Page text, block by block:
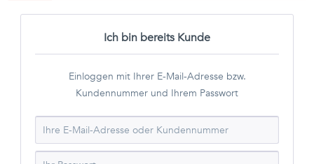
Ich bin bereits Kunde
Einloggen mit Ihrer E-Mail-Adresse bzw.
Kundennummer und Ihrem Passwort